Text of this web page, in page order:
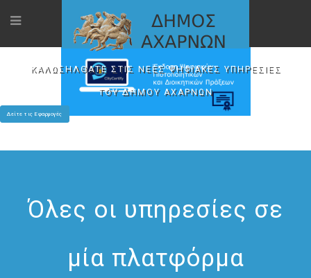
ΚΑΛΩΣΗΛΘΑΤΕ ΣΤΙΣ ΝΕΕΣ ΨΗΦΙΑΚΕΣ ΥΠΗΡΕΣΙΕΣ
ΤΟΥ ΔΗΜΟΥ ΑΧΑΡΝΩΝ
Δείτε τις Εφαρμογές
Όλες οι υπηρεσίες σε
μία πλατφόρμα